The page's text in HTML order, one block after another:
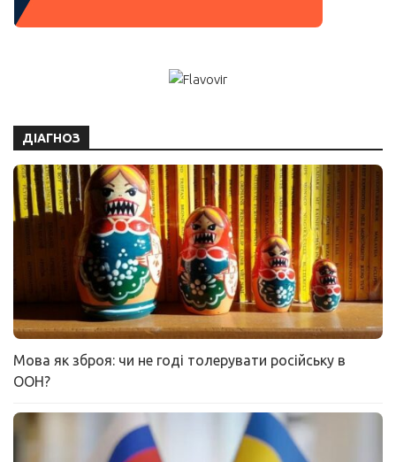
ДІАГНОЗ
Мова як зброя: чи не годі толерувати російську в
ООН?